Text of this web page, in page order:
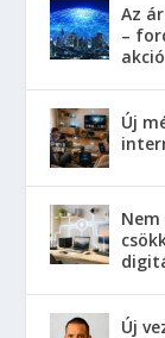
Az
–
Új
Új